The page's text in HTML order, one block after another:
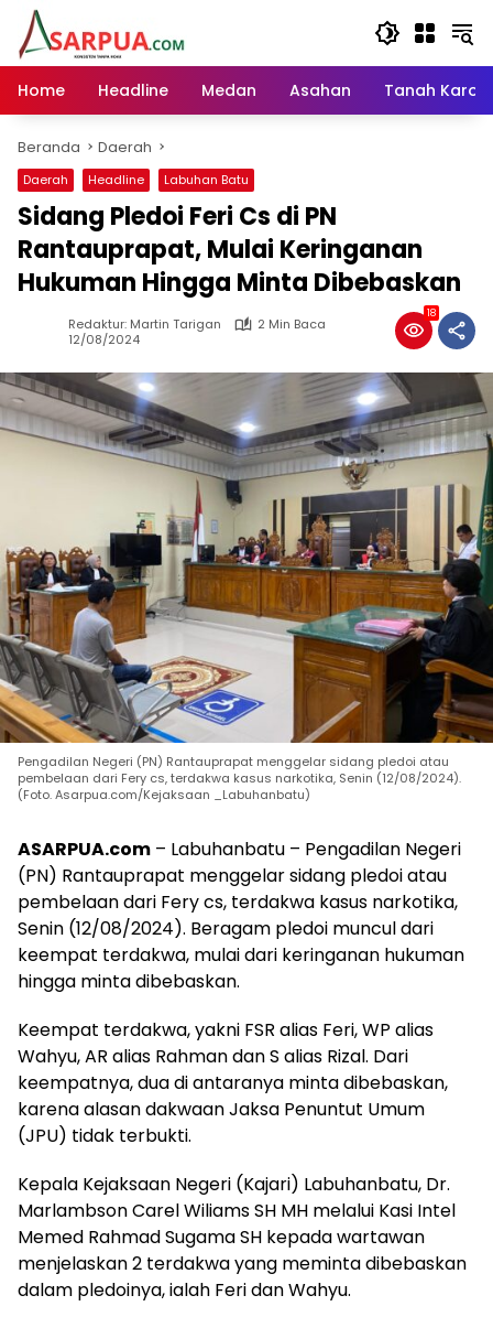
Langsung
konten
Home
Headline Medan Asahan Tanah Karo
Beranda Daerah
Daerah Headline Labuhan Batu
Sidang Pledoi Feri Cs di PN
Rantauprapat, Mulai Keringanan
Hukuman Hingga Minta Dibebaskan
Redaktur: Martin Tarigan
2 Min Baca
12/08/2024
18
Pengadilan Negeri (PN) Rantauprapat menggelar sidang pledoi atau
pembelaan dari Fery cs, terdakwa kasus narkotika, Senin (12/08/2024).
(Foto. Asarpua.com/Kejaksaan _Labuhanbatu)
ASARPUA.com – Labuhanbatu – Pengadilan Negeri
(PN) Rantauprapat menggelar sidang pledoi atau
pembelaan dari Fery cs, terdakwa kasus narkotika,
Senin (12/08/2024). Beragam pledoi muncul dari
keempat terdakwa, mulai dari keringanan hukuman
hingga minta dibebaskan.
Keempat terdakwa, yakni FSR alias Feri, WP alias
Wahyu, AR alias Rahman dan S alias Rizal. Dari
keempatnya, dua di antaranya minta dibebaskan,
karena alasan dakwaan Jaksa Penuntut Umum
(JPU) tidak terbukti.
Kepala Kejaksaan Negeri (Kajari) Labuhanbatu, Dr.
Marlambson Carel Wiliams SH MH melalui Kasi Intel
Memed Rahmad Sugama SH kepada wartawan
menjelaskan 2 terdakwa yang meminta dibebaskan
dalam pledoinya, ialah Feri dan Wahyu.